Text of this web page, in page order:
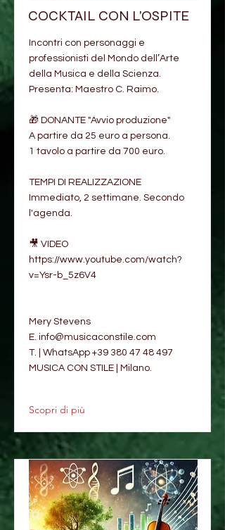
COCKTAIL CON L'OSPITE
Incontri con personaggi e
professionisti del Mondo dell’Arte
della Musica e della Scienza.
Presenta: Maestro C. Raimo.
🎁 DONANTE "Avvio produzione"
A partire da 25 euro a persona.
1 tavolo a partire da 700 euro.
TEMPI DI REALIZZAZIONE
Immediato, 2 settimane. Secondo
l'agenda.
🎥 VIDEO
https://www.youtube.com/watch?
v=Ysr-b_5z6V4
Mery Stevens
E. info@musicaconstile.com
T. | WhatsApp +39 380 47 48 497
MUSICA CON STILE | Milano.
Scopri di più